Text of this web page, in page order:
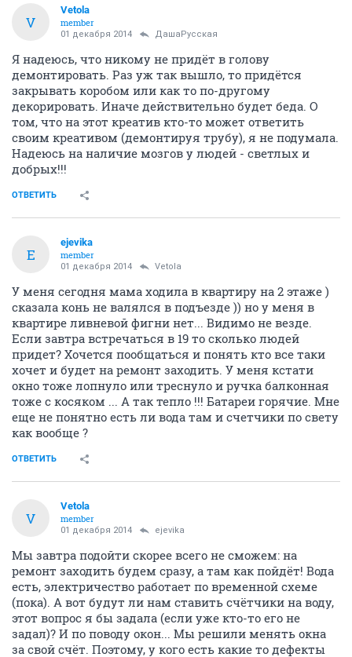
V
Vetola
member
01 декабря 2014 ДашаРусская
Я надеюсь, что никому не придёт в голову
демонтировать. Раз уж так вышло, то придётся
закрывать коробом или как то по-другому
декорировать. Иначе действительно будет беда. О
том, что на этот креатив кто-то может ответить
своим креативом (демонтируя трубу), я не подумала.
Надеюсь на наличие мозгов у людей - светлых и
добрых!!!
ОТВЕТИТЬ
E
ejevika
member
01 декабря 2014 Vetola
У меня сегодня мама ходила в квартиру на 2 этаже )
сказала конь не валялся в подъезде )) но у меня в
квартире ливневой фигни нет... Видимо не везде.
Если завтра встречаться в 19 то сколько людей
придет? Хочется пообщаться и понять кто все таки
хочет и будет на ремонт заходить. У меня кстати
окно тоже лопнуло или треснуло и ручка балконная
тоже с косяком ... А так тепло !!! Батареи горячие. Мне
еще не понятно есть ли вода там и счетчики по свету
как вообще ?
ОТВЕТИТЬ
V
Vetola
member
01 декабря 2014 ejevika
Мы завтра подойти скорее всего не сможем: на
ремонт заходить будем сразу, а там как пойдёт! Вода
есть, электричество работает по временной схеме
(пока). А вот будут ли нам ставить счётчики на воду,
этот вопрос я бы задала (если уже кто-то его не
задал)? И по поводу окон... Мы решили менять окна
за свой счёт. Поэтому, у кого есть какие то дефекты